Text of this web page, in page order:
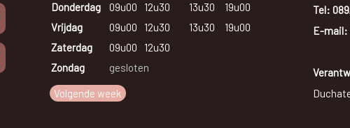
Donderdag
09u00 12u30 13u30
19u00
Vrijdag
09u00 12u30 13u30
19u00
Zaterdag
09u00
12u30
Zondag
gesloten
Volgende week
Tel:
E-mail: